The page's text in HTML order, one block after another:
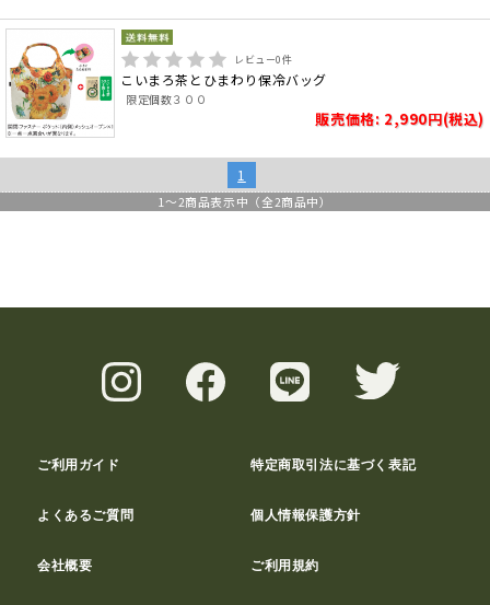
レビュー0件
こいまろ茶とひまわり保冷バッグ
限定個数３００
販売価格: 2,990円(税込)
1
1 ～2商品表示中（全2商品中）
ご利用ガイド 特定商取引法に基づく表記
よくあるご質問 個人情報保護方針
会社概要 ご利用規約